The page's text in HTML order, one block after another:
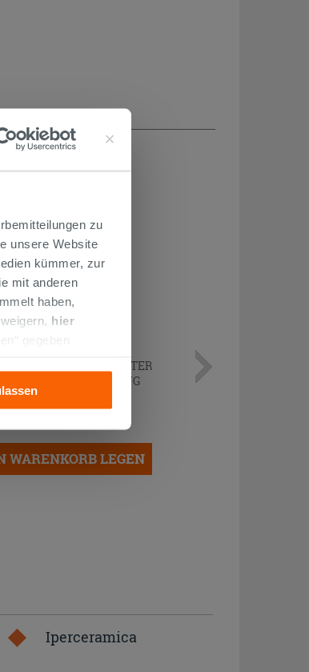
zu
unsere Website
kümmer, zur
mit anderen
haben,
hier
gegeben
ZUR MONTAGE UNTER
45° MESSING
WARENKORB LEGEN
Iperceramica